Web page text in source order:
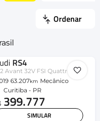
Ordenar
RS4
4.2 Avant 32V FSI Quattro S-tronic
63.207km Mecânico
Curitiba - PR
399.777
SIMULAR